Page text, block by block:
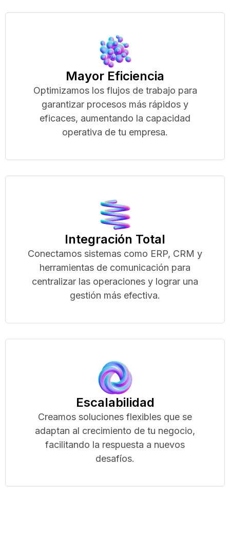
Mayor Eficiencia
Optimizamos los flujos de trabajo para
garantizar procesos más rápidos y
eficaces, aumentando la capacidad
operativa de tu empresa.
Integración Total
Conectamos sistemas como ERP, CRM y
herramientas de comunicación para
centralizar las operaciones y lograr una
gestión más efectiva.
Escalabilidad
Creamos soluciones flexibles que se
adaptan al crecimiento de tu negocio,
facilitando la respuesta a nuevos
desafíos.